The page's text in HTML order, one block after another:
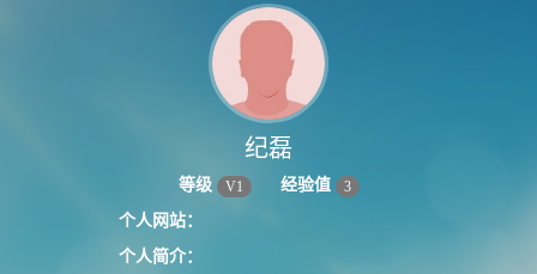
纪磊
等级 V1 经验值 3
个人网站：
个人简介：